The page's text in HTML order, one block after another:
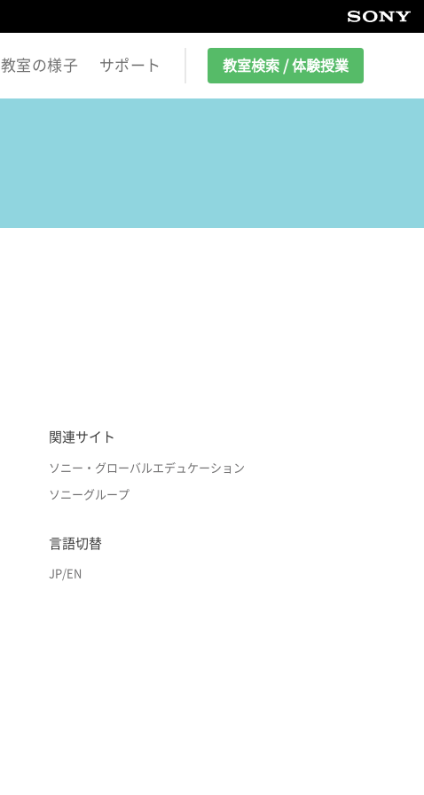
教室の様子 サポート 教室検索 / 体験授業
関連サイト
ソニー・グローバルエデュケーション
ソニーグループ
言語切替
JP/EN